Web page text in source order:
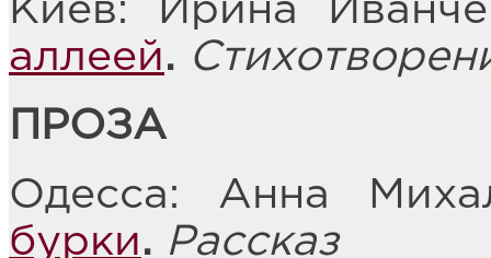
Киев: Ирина
аллеей.
ПРОЗА
Одесса: Анна
бурки. Рассказ